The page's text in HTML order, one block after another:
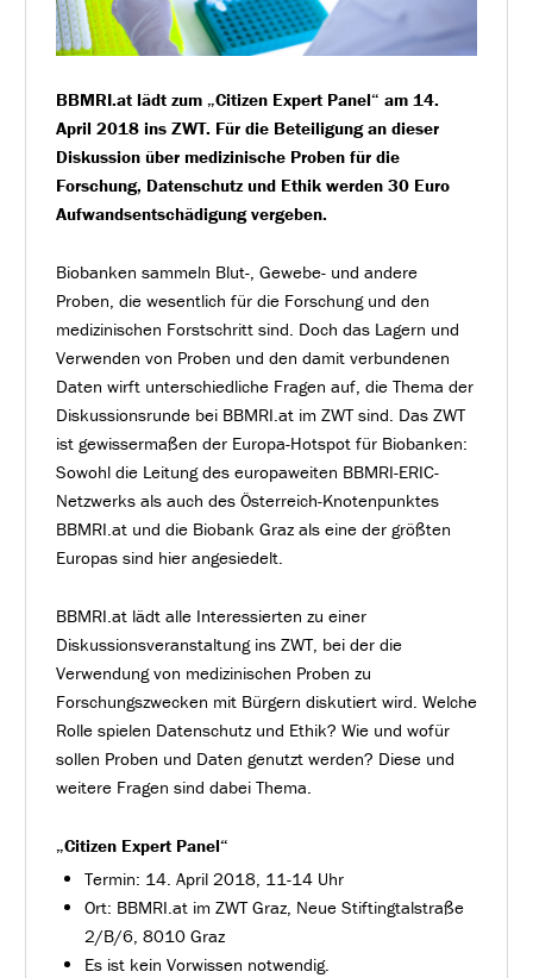
BBMRI.at lädt zum „Citizen Expert Panel“ am 14.
April 2018 ins ZWT. Für die Beteiligung an dieser
Diskussion über medizinische Proben für die
Forschung, Datenschutz und Ethik werden 30 Euro
Aufwandsentschädigung vergeben.
Biobanken sammeln Blut-, Gewebe- und andere
Proben, die wesentlich für die Forschung und den
medizinischen Forstschritt sind. Doch das Lagern und
Verwenden von Proben und den damit verbundenen
Daten wirft unterschiedliche Fragen auf, die Thema der
Diskussionsrunde bei BBMRI.at im ZWT sind. Das ZWT
ist gewissermaßen der Europa-Hotspot für Biobanken:
Sowohl die Leitung des europaweiten BBMRI-ERIC-
Netzwerks als auch des Österreich-Knotenpunktes
BBMRI.at und die Biobank Graz als eine der größten
Europas sind hier angesiedelt.
BBMRI.at lädt alle Interessierten zu einer
Diskussionsveranstaltung ins ZWT, bei der die
Verwendung von medizinischen Proben zu
Forschungszwecken mit Bürgern diskutiert wird. Welche
Rolle spielen Datenschutz und Ethik? Wie und wofür
sollen Proben und Daten genutzt werden? Diese und
weitere Fragen sind dabei Thema.
„Citizen Expert Panel“
Termin: 14. April 2018, 11-14 Uhr
Ort: BBMRI.at im ZWT Graz, Neue Stiftingtalstraße
2/B/6, 8010 Graz
Es ist kein Vorwissen notwendig.